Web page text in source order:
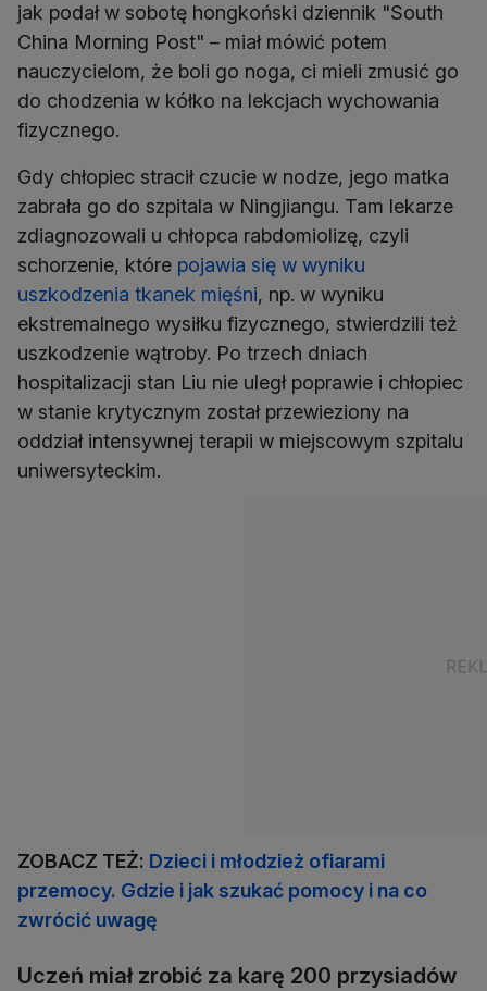
jak podał w sobotę hongkoński dziennik "South
China Morning Post" – miał mówić potem
nauczycielom, że boli go noga, ci mieli zmusić go
do chodzenia w kółko na lekcjach wychowania
fizycznego.
Gdy chłopiec stracił czucie w nodze, jego matka
zabrała go do szpitala w Ningjiangu. Tam lekarze
zdiagnozowali u chłopca rabdomiolizę, czyli
schorzenie, które pojawia się w wyniku
uszkodzenia tkanek mięśni, np. w wyniku
ekstremalnego wysiłku fizycznego, stwierdzili też
uszkodzenie wątroby. Po trzech dniach
hospitalizacji stan Liu nie uległ poprawie i chłopiec
w stanie krytycznym został przewieziony na
oddział intensywnej terapii w miejscowym szpitalu
uniwersyteckim.
ZOBACZ TEŻ: Dzieci i młodzież ofiarami
przemocy. Gdzie i jak szukać pomocy i na co
zwrócić uwagę
Uczeń miał zrobić za karę 200 przysiadów